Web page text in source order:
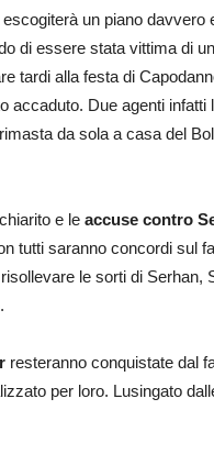
un piano davvero
di essere stata vittima di
tardi alla festa di
accaduto. Due agenti
da sola a casa del
e le accuse contro
tutti saranno concordi sul
le sorti di Serhan,
.
resteranno conquistate dal
per loro. Lusingato